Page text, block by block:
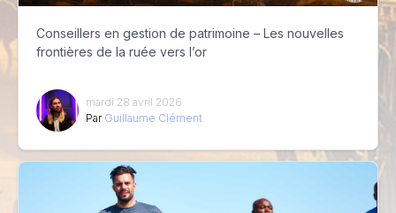
Conseillers en gestion de patrimoine – Les nouvelles
frontières de la ruée vers l’or
mardi 28 avril 2026
Par Guillaume Clément